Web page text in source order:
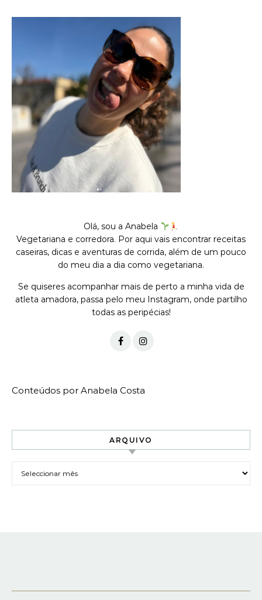
Olá, sou a Anabela
Vegetariana e corredora. Por aqui vais encontrar receitas
caseiras, dicas e aventuras de corrida, além de um pouco
do meu dia a dia como vegetariana.
Se quiseres acompanhar mais de perto a minha vida de
atleta amadora, passa pelo meu Instagram, onde partilho
todas as peripécias!
Conteúdos por Anabela Costa
ARQUIVO